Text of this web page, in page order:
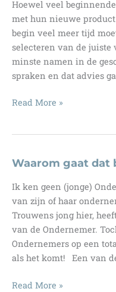
Wat
moet
je
dan
doen?
Hoewel veel
met hun nieuwe
begin veel meer tijd
selecteren van de
minste namen in de
spraken en dat advies
Wat
van
juiste
medeoprichter?
Read More »
Waarom gaat dat
Ik ken geen (jonge)
van zijn of haar
Trouwens jong hier,
van de Ondernemer.
Ondernemers op een
als het komt! Een van
Waarom
Read More »